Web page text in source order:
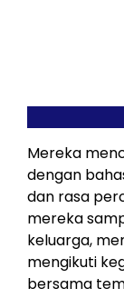
Mereka
dengan
dan rasa
mereka
keluarga,
mengikuti
bersama